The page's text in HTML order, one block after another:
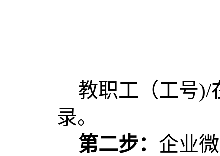
教职工（工号)/
录。
第二步： 企业